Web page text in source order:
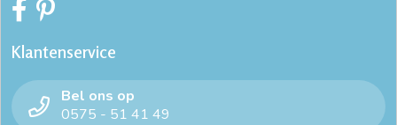
Klantenservice
Bel ons op
0575 - 51 41 49